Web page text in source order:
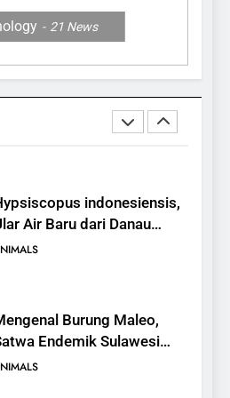
21 News
Antelope, Si Antelop
indonesiensis,
Air Baru dari Danau
Burung Maleo,
Endemik Sulawesi
Terancam Punah